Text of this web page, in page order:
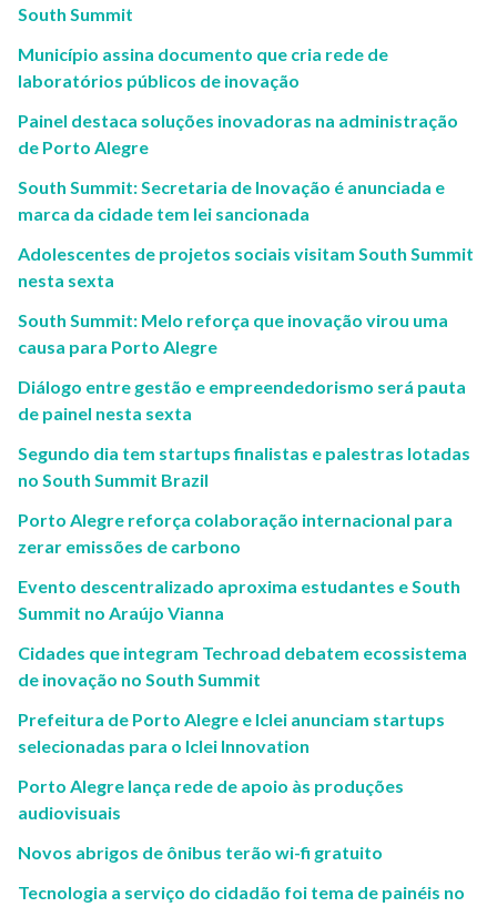
South Summit
Município assina documento que cria rede de
laboratórios públicos de inovação
Painel destaca soluções inovadoras na administração
de Porto Alegre
South Summit: Secretaria de Inovação é anunciada e
marca da cidade tem lei sancionada
Adolescentes de projetos sociais visitam South Summit
nesta sexta
South Summit: Melo reforça que inovação virou uma
causa para Porto Alegre
Diálogo entre gestão e empreendedorismo será pauta
de painel nesta sexta
Segundo dia tem startups finalistas e palestras lotadas
no South Summit Brazil
Porto Alegre reforça colaboração internacional para
zerar emissões de carbono
Evento descentralizado aproxima estudantes e South
Summit no Araújo Vianna
Cidades que integram Techroad debatem ecossistema
de inovação no South Summit
Prefeitura de Porto Alegre e Iclei anunciam startups
selecionadas para o Iclei Innovation
Porto Alegre lança rede de apoio às produções
audiovisuais
Novos abrigos de ônibus terão wi-fi gratuito
Tecnologia a serviço do cidadão foi tema de painéis no